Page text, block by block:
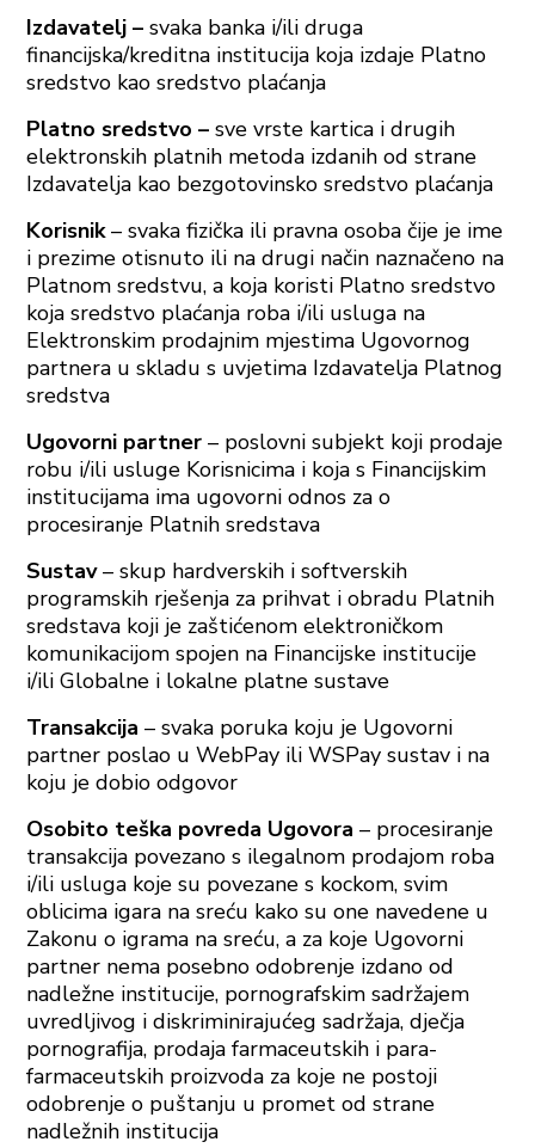
Izdavatelj –svaka banka i/ili druga
financijska/kreditna institucija koja izdaje Platno
sredstvo kao sredstvo plaćanja
Platno sredstvo – sve vrste kartica i drugih
elektronskih platnih metoda izdanih od strane
Izdavatelja kao bezgotovinsko sredstvo plaćanja
Korisnik– svaka fizička ili pravna osoba čije je ime
i prezime otisnuto ili na drugi način naznačeno na
Platnom sredstvu, a koja koristi Platno sredstvo
koja sredstvo plaćanja roba i/ili usluga na
Elektronskim prodajnim mjestima Ugovornog
partnera u skladu s uvjetima Izdavatelja Platnog
sredstva
Ugovorni partner – poslovni subjekt koji prodaje
robu i/ili usluge Korisnicima i koja s Financijskim
institucijama ima ugovorni odnos za o
procesiranje Platnih sredstava
Sustav– skup hardverskih i softverskih
programskih rješenja za prihvat i obradu Platnih
sredstava koji je zaštićenom elektroničkom
komunikacijom spojen na Financijske institucije
i/ili Globalne i lokalne platne sustave
Transakcija – svaka poruka koju je Ugovorni
partner poslao u WebPay ili WSPay sustav i na
koju je dobio odgovor
Osobito teška povreda Ugovora – procesiranje
transakcija povezano s ilegalnom prodajom roba
i/ili usluga koje su povezane s kockom, svim
oblicima igara na sreću kako su one navedene u
Zakonu o igrama na sreću, a za koje Ugovorni
partner nema posebno odobrenje izdano od
nadležne institucije, pornografskim sadržajem
uvredljivog i diskriminirajućeg sadržaja, dječja
pornografija, prodaja farmaceutskih i para-
farmaceutskih proizvoda za koje ne postoji
odobrenje o puštanju u promet od strane
nadležnih institucija